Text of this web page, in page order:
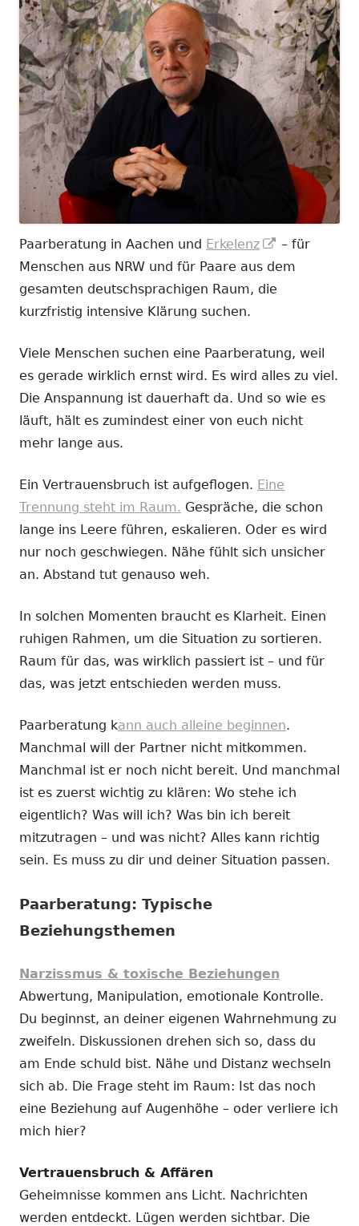
Paarberatung in Aachen und Erkelenz
In
neuem
– für
Menschen aus NRW und für Paare aus dem
gesamten deutschsprachigen Raum, die
kurzfristig intensive Klärung suchen.
Viele Menschen suchen eine Paarberatung, weil
es gerade wirklich ernst wird. Es wird alles zu viel.
Die Anspannung ist dauerhaft da. Und so wie es
läuft, hält es zumindest einer von euch nicht
mehr lange aus.
Ein Vertrauensbruch ist aufgeflogen. Eine
Trennung steht im Raum. Gespräche, die schon
lange ins Leere führen, eskalieren. Oder es wird
nur noch geschwiegen. Nähe fühlt sich unsicher
an. Abstand tut genauso weh.
In solchen Momenten braucht es Klarheit. Einen
ruhigen Rahmen, um die Situation zu sortieren.
Raum für das, was wirklich passiert ist – und für
das, was jetzt entschieden werden muss.
Paarberatung kann auch alleine beginnen.
Manchmal will der Partner nicht mitkommen.
Manchmal ist er noch nicht bereit. Und manchmal
ist es zuerst wichtig zu klären: Wo stehe ich
eigentlich? Was will ich? Was bin ich bereit
mitzutragen – und was nicht? Alles kann richtig
sein. Es muss zu dir und deiner Situation passen.
Paarberatung: Typische
Beziehungsthemen
Narzissmus & toxische Beziehungen
Abwertung, Manipulation, emotionale Kontrolle.
Du beginnst, an deiner eigenen Wahrnehmung zu
zweifeln. Diskussionen drehen sich so, dass du
am Ende schuld bist. Nähe und Distanz wechseln
sich ab. Die Frage steht im Raum: Ist das noch
eine Beziehung auf Augenhöhe – oder verliere ich
mich hier?
Vertrauensbruch & Affären
Geheimnisse kommen ans Licht. Nachrichten
werden entdeckt. Lügen werden sichtbar. Die